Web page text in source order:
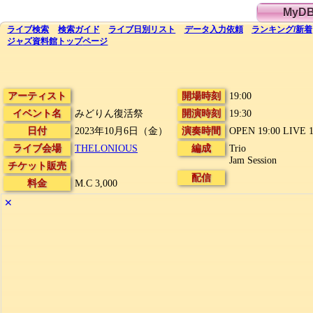
ライブ検索 検索ガイド ライブ日別 リスト データ入力依頼 ランキング/新着
ジャズ資料館 トップページ
アーティスト
イベント名
みどりん復活祭
日付
2023年10月6日（金）
ライブ会場
THELONIOUS
チケット販売
料金
M.C 3,000
開場時刻
19:00
開演時刻
19:30
演奏時間
OPEN 19:00 LIVE
編成
Trio
Jam Session
配信
✕